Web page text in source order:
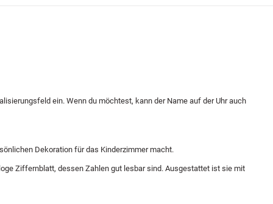
ein. Wenn du möchtest, kann der Name auf der Uhr auch
Dekoration für das Kinderzimmer macht.
Ziffernblatt, dessen Zahlen gut lesbar sind. Ausgestattet ist sie mit